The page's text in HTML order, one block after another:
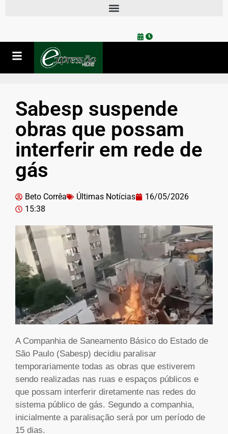
Sabesp suspende
obras que possam
interferir em rede de
gás
Beto Corrêa Últimas Notícias
16/05/2026
15:38
A Companhia de Saneamento Básico do Estado de
São Paulo (Sabesp) decidiu paralisar
temporariamente todas as obras que estiverem
sendo realizadas nas ruas e espaços públicos e
que possam interferir diretamente nas redes do
sistema público de gás. Segundo a companhia,
inicialmente a paralisação será por um período de
15 dias.